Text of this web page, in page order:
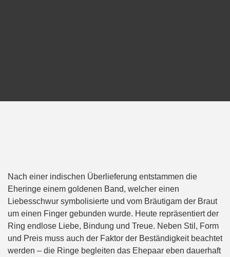
Nach einer indischen Überlieferung entstammen die
Eheringe einem goldenen Band, welcher einen
Liebesschwur symbolisierte und vom Bräutigam der Braut
um einen Finger gebunden wurde. Heute repräsentiert der
Ring endlose Liebe, Bindung und Treue. Neben Stil, Form
und Preis muss auch der Faktor der Beständigkeit beachtet
werden – die Ringe begleiten das Ehepaar eben dauerhaft